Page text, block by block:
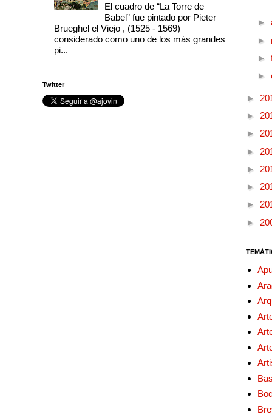
El cuadro de “La Torre de
Babel” fue pintado por Pieter
Brueghel el Viejo , (1525 - 1569)
considerado como uno de los más grandes
pi...
Twitter
►
►
►
►
►
►
►
►
►
►
►
►